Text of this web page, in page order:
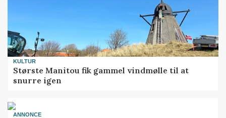
KULTUR
Største Manitou fik gammel vindmølle til at
snurre igen
ANNONCE